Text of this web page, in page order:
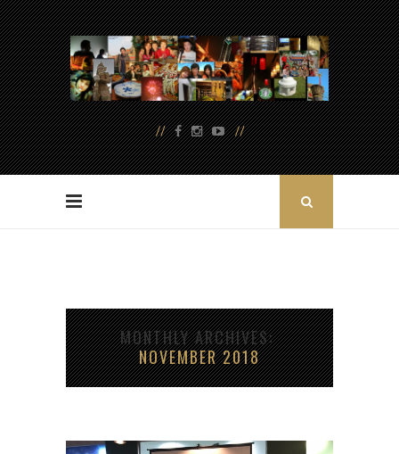
MONTHLY ARCHIVES
NOVEMBER 2018